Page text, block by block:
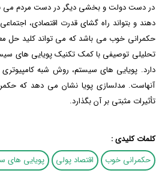
در دست دولت و بخشی دیگر در دست مردم می
دهند و بتواند راه گشای قدرت اقتصادی،
حکمرانی خوب می باشد که می تواند کلید حل
تحلیلی توصیفی با کمک تکنیک پویایی های
دارد. پویایی های سیستم، روش شبه
آنهاست. مدلسازی پویا نشان می دهد که
تأثیرات مثبتی بر آن بگذارد.
کلمات کلیدی :
حکمرانی خوب
اقتصاد پولی پویایی های